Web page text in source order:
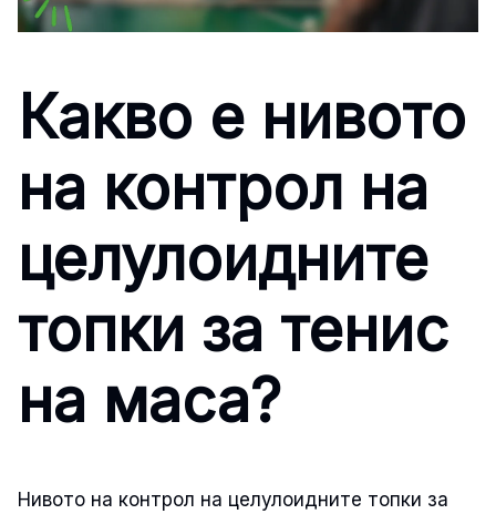
Какво е нивото
на контрол на
целулоидните
топки за тенис
на маса?
Нивото на контрол на целулоидните топки за